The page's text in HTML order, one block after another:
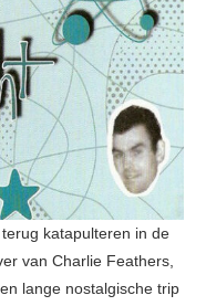
katapulteren in de
van Charlie Feathers,
lange nostalgische trip